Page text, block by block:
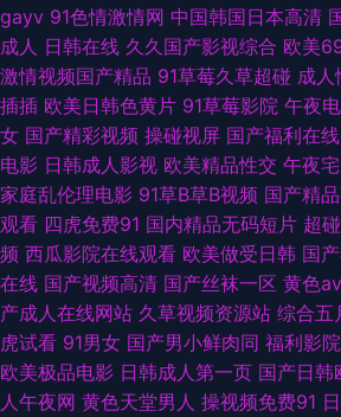
炮 久草福利成人电影 日韩A视频 五月伊人大香蕉
美日韩国产 91福利导航大全 91官方在线免费在
国产福利影院 www色黑丝51 国产精品××× 不卡
是 国产精品5页 后入丰满大屁股 激情肏屄网 老
91草草人人人 91国产导航 91大学生视频在线观看
料福利社 九九丁香 老湿机私人 欧美成人A区 涩悠
自拍视频网 91国产精品在线视频 操人妖屁眼 岛国
gayv 91色情激情网 中国韩国日本高清
成人 日韩在线 久久国产影视综合 欧美
激情视频国产精品 91草莓久草超碰 成人
插插 欧美日韩色黄片 91草莓影院 午夜
女 国产精彩视频 操碰视屏 国产福利在线
电影 日韩成人影视 欧美精品性交 午夜
家庭乱伦理电影 91草B草B视频 国产精
观看 四虎免费91 国内精品无码短片 超
频 西瓜影院在线观看 欧美做受日韩 国
在线 国产视频高清 国产丝袜一区 黄色
产成人在线网站 久草视频资源站 综合五
虎试看 91男女 国产男小鲜肉同 福利影
欧美极品电影 日韩成人第一页 国产日韩
人午夜网 黄色天堂男人 操视频免费91